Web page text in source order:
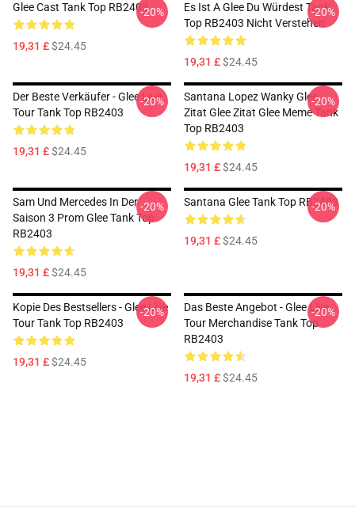
Glee Cast Tank Top RB2403
19,31 £$24.45
-20%
Es Ist A Glee Du Würdest Tank
Top RB2403 Nicht Verstehen
19,31 £$24.45
-20%
Der Beste Verkäufer - Glee Live
Tour Tank Top RB2403
19,31 £$24.45
-20%
Santana Lopez Wanky Glee
Zitat Glee Zitat Glee Meme Tank
Top RB2403
19,31 £$24.45
-20%
Sam Und Mercedes In Der
Saison 3 Prom Glee Tank Top
RB2403
19,31 £$24.45
-20% Santana Glee Tank Top RB2403
19,31 £$24.45
-20%
Kopie Des Bestsellers - Glee Live
Tour Tank Top RB2403
19,31 £$24.45
-20%
Das Beste Angebot - Glee Live
Tour Merchandise Tank Top
RB2403
19,31 £$24.45
-20%